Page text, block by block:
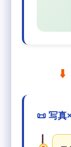
⬇️
📜 写真